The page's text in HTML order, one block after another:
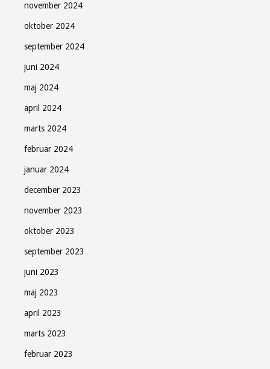
november 2024
oktober 2024
september 2024
juni 2024
maj 2024
april 2024
marts 2024
februar 2024
januar 2024
december 2023
november 2023
oktober 2023
september 2023
juni 2023
maj 2023
april 2023
marts 2023
februar 2023